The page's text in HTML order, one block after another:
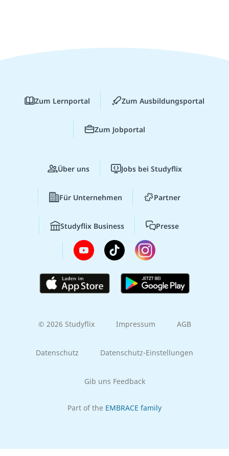
Zum Lernportal Zum Ausbildungsportal
Zum Jobportal
Über uns Jobs bei Studyflix
Für Unternehmen Partner
Studyflix Business Presse
© 2026 Studyflix Impressum AGB
Datenschutz Datenschutz-Einstellungen
Gib uns Feedback
Part of the EMBRACE family